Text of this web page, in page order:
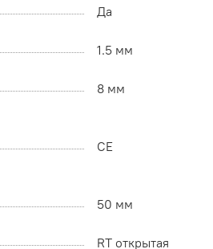
Да
1.5 мм
8 мм
CE
50 мм
RT открытая